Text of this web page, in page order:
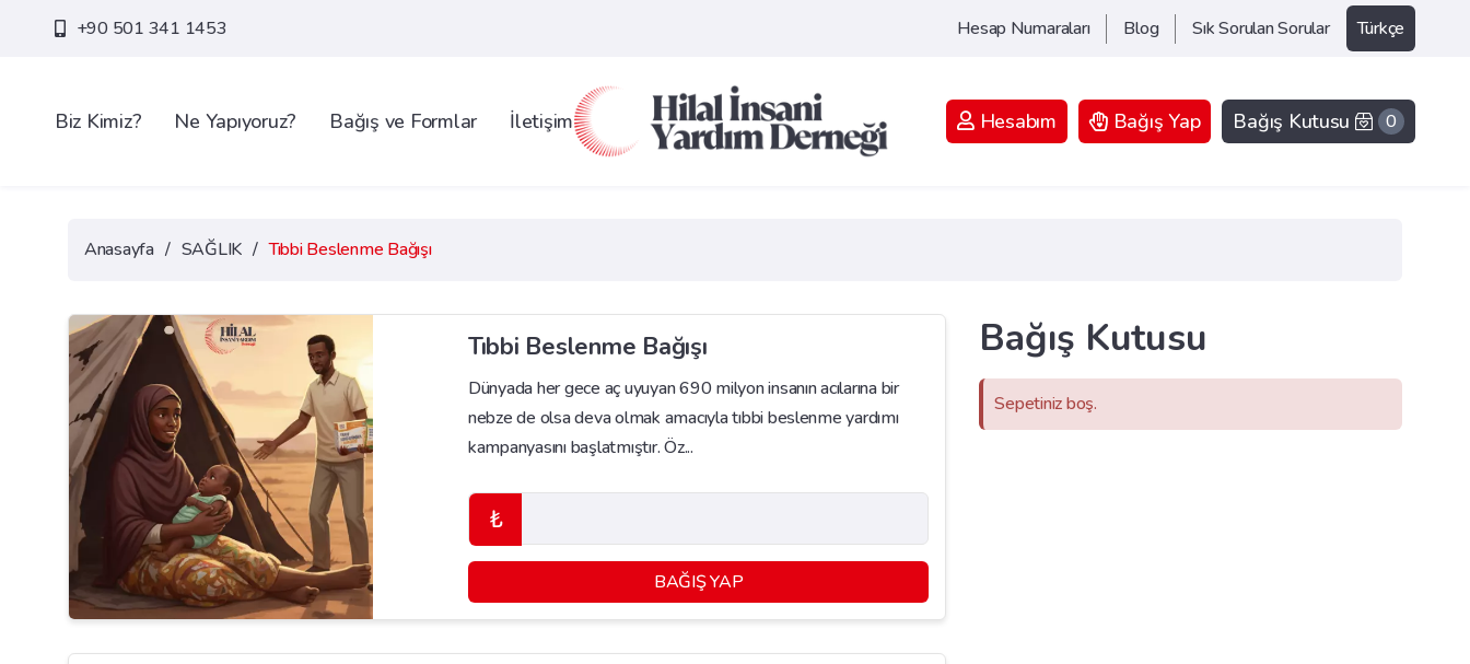
+90 501 341 1453 Hesap Numaraları Blog Sık Sorulan Sorular Türkçe
Biz Kimiz? Ne Yapıyoruz? Bağış ve Formlar İletişim Hesabım Bağış Yap Bağış Kutusu 0
Anasayfa / SAĞLIK / Tıbbi Beslenme Bağışı
Tıbbi Beslenme Bağışı
Dünyada her gece aç uyuyan 690 milyon insanın acılarına bir
nebze de olsa deva olmak amacıyla tıbbi beslenme yardımı
kampanyasını başlatmıştır. Öz...
₺
BAĞIŞ YAP
Bağış Kutusu
Sepetiniz boş.